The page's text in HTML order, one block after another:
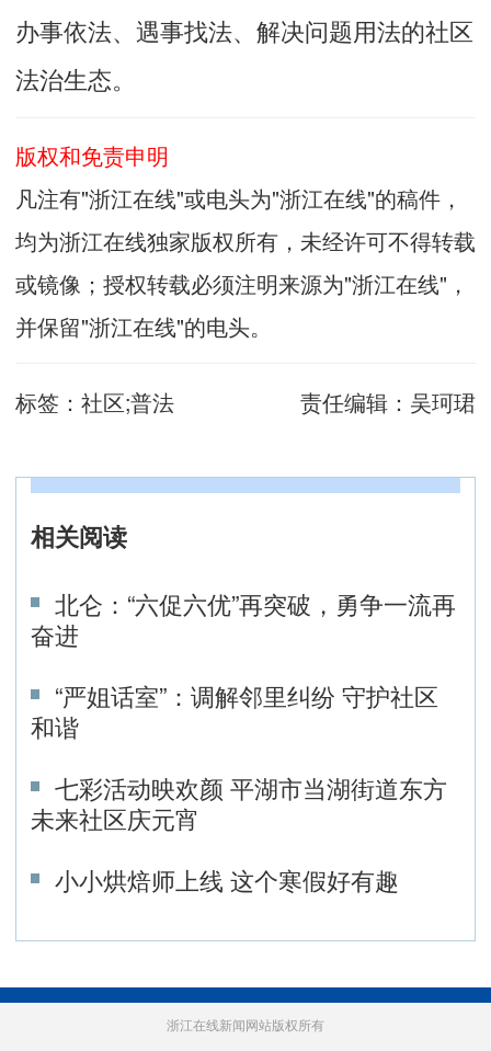
办事依法、遇事找法、解决问题用法的社区
法治生态。
版权和免责申明
凡注有"浙江在线"或电头为"浙江在线"的稿件，
均为浙江在线独家版权所有，未经许可不得转载
或镜像；授权转载必须注明来源为"浙江在线"，
并保留"浙江在线"的电头。
标签： 社区;普法 责任编辑： 吴珂珺
相关阅读
北仑：“六促六优”再突破，勇争一流再
奋进
“严姐话室”：调解邻里纠纷 守护社区
和谐
七彩活动映欢颜 平湖市当湖街道东方
未来社区庆元宵
小小烘焙师上线 这个寒假好有趣
浙江在线新闻网站版权所有